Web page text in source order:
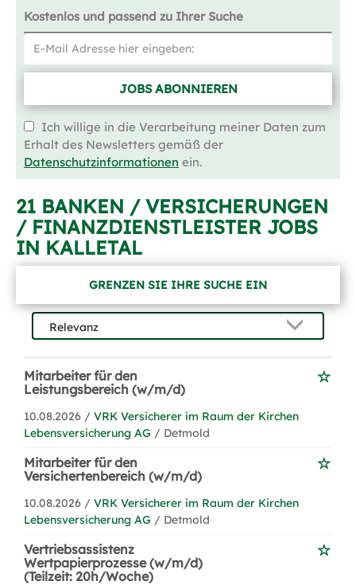
Kostenlos und passend zu Ihrer Suche
JOBS ABONNIEREN
Ich willige in die Verarbeitung meiner Daten zum
Erhalt des Newsletters gemäß der
Datenschutzinformationen ein.
21 BANKEN / VERSICHERUNGEN
/ FINANZDIENSTLEISTER JOBS
IN KALLETAL
GRENZEN SIE IHRE SUCHE EIN
Mitarbeiter für den
Leistungsbereich (w/m/d)
10.08.2026 / VRK Versicherer im Raum der Kirchen
Lebensversicherung AG / Detmold
Mitarbeiter für den
Versichertenbereich (w/m/d)
10.08.2026 / VRK Versicherer im Raum der Kirchen
Lebensversicherung AG / Detmold
Vertriebsassistenz
Wertpapierprozesse (w/m/d)
(Teilzeit: 20h/Woche)